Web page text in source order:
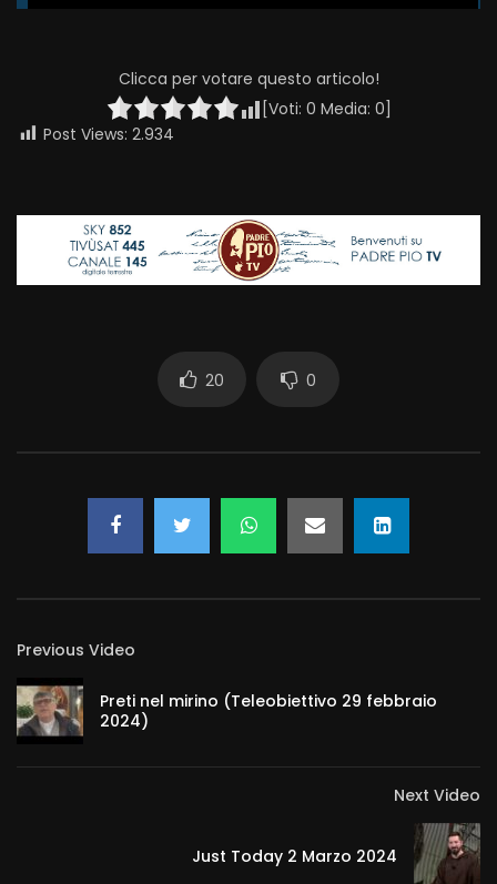
Clicca per votare questo articolo!
[Voti: 0 Media: 0]
Post Views: 2.934
20 0
Previous Video
Preti nel mirino (Teleobiettivo 29 febbraio
2024)
Next Video
Just Today 2 Marzo 2024